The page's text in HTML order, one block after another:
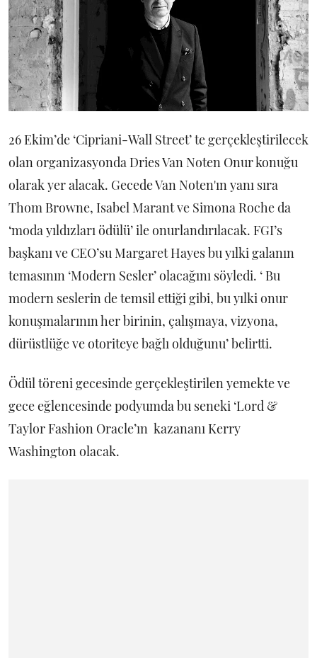
26 Ekim’de ‘Cipriani-Wall Street’ te gerçekleştirilecek
olan organizasyonda Dries Van Noten Onur konuğu
olarak yer alacak. Gecede Van Noten'ın yanı sıra
Thom Browne, Isabel Marant ve Simona Roche da
‘moda yıldızları ödülü’ ile onurlandırılacak. FGI’s
başkanı ve CEO’su Margaret Hayes bu yılki galanın
temasının ‘Modern Sesler’ olacağını söyledi. ‘ Bu
modern seslerin de temsil ettiği gibi, bu yılki onur
konuşmalarının her birinin, çalışmaya, vizyona,
dürüstlüğe ve otoriteye bağlı olduğunu’ belirtti.
Ödül töreni gecesinde gerçekleştirilen yemekte ve
gece eğlencesinde podyumda bu seneki ‘Lord &
Taylor Fashion Oracle’ın kazananı Kerry
Washington olacak.